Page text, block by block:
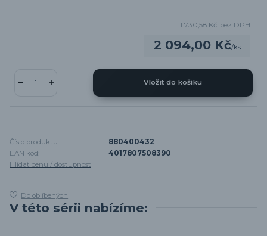
2 094,00 Kč/ks
1 730,58 Kč bez DPH
Vložit do košíku
Číslo produktu:
880400432
EAN kód:
4017807508390
Hlídat cenu / dostupnost
Do oblíbených
V této sérii nabízíme: